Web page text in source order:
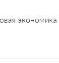
экономика